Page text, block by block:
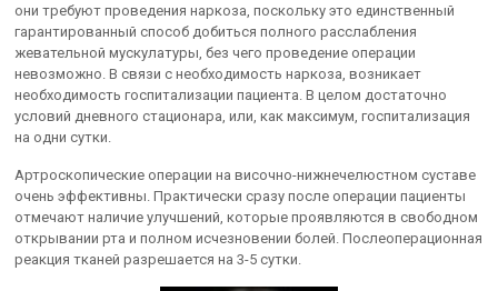
они требуют проведения наркоза, поскольку это единственный
гарантированный способ добиться полного расслабления
жевательной мускулатуры, без чего проведение операции
невозможно. В связи с необходимость наркоза, возникает
необходимость госпитализации пациента. В целом достаточно
условий дневного стационара, или, как максимум, госпитализация
на одни сутки.
Артроскопические операции на височно-нижнечелюстном суставе
очень эффективны. Практически сразу после операции пациенты
отмечают наличие улучшений, которые проявляются в свободном
открывании рта и полном исчезновении болей. Послеоперационная
реакция тканей разрешается на 3-5 сутки.